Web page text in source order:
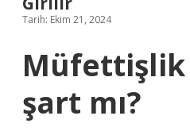
Tarih: Ekim 21, 2024
Müfettişlik
şart mı?